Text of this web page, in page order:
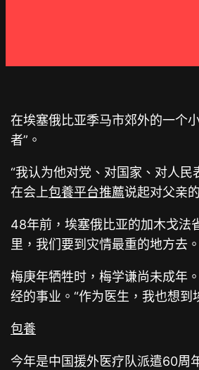
在埃塞俄比亚季马市郊外的一个
者”。
“我认为他对党、对国家、对人
在会上包養平台推薦说起对父亲
48年前，埃塞俄比亚的加木戈法
里，我们要到灾情最重的地方去
梅庚年牺牲时，梅学谦尚未成年
经的事业。“作为医生，我也想
包養
今年是中国援外医疗队派遣60周